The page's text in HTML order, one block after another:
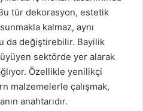
tür dekorasyon, estetik
kalmaz, aynı
da değiştirebilir. Bayilik
sektörde yer alarak
Özellikle yenilikçi
malzemelerle çalışmak,
anahtarıdır.